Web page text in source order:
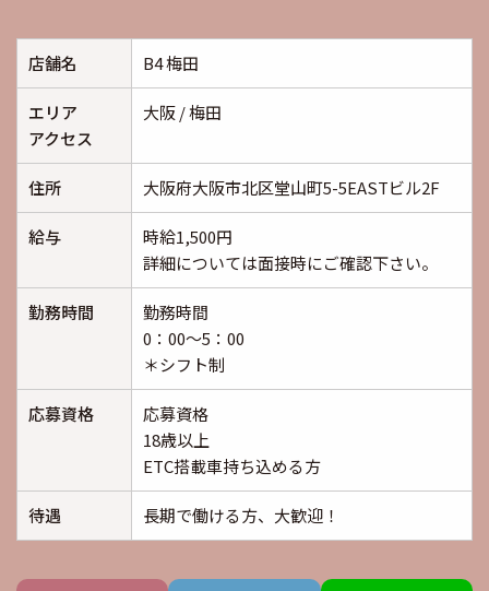
店舗名 B4 梅田
エリア
アクセス
大阪 / 梅田
住所 大阪府大阪市北区堂山町5-5EASTビル2F
給与
時給1,500円
詳細については面接時にご確認下さい。
勤務時間
勤務時間
0：00～5：00
＊シフト制
応募資格
応募資格
18歳以上
ETC搭載車持ち込める方
待遇 長期で働ける方、大歓迎！